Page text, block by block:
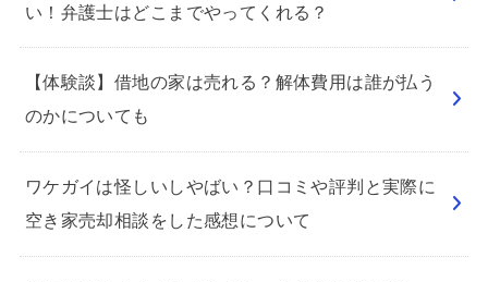
い！弁護士はどこまでやってくれる？
【体験談】借地の家は売れる？解体費用は誰が払う
のかについても
ワケガイは怪しいしやばい？口コミや評判と実際に
空き家売却相談をした感想について